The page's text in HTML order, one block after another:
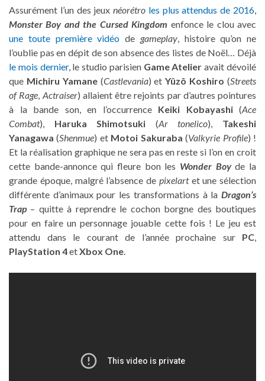
Assurément l’un des jeuxnéorétro les plus attendus de 2016,
Monster Boy and the Cursed Kingdom enfonce le clou avec
une toute première vidéo de gameplay, histoire qu’on ne
l’oublie pas en dépit de son absence des listes de Noël… Déjà
le mois dernier, le studio parisien Game Atelier avait dévoilé
que Michiru Yamane(Castlevania) etYûzô Koshiro (Streets
of Rage, Actraiser) allaient être rejoints par d’autres pointures
à la bande son, en l’occurrence Keiki Kobayashi(Ace
Combat), Haruka Shimotsuki (Ar tonelico), Takeshi
Yanagawa (Shenmue) et Motoi Sakuraba (Valkyrie Profile) !
Et la réalisation graphique ne sera pas en reste si l’on en croit
cette bande-annonce qui fleure bon les Wonder Boyde la
grande époque, malgré l’absence de pixelartet une sélection
différente d’animaux pour les transformations à la Dragon’s
Trap– quitte à reprendre le cochon borgne des boutiques
pour en faire un personnage jouable cette fois ! Le jeu est
attendu dans le courant de l’année prochaine sur PC,
PlayStation 4etXbox One.